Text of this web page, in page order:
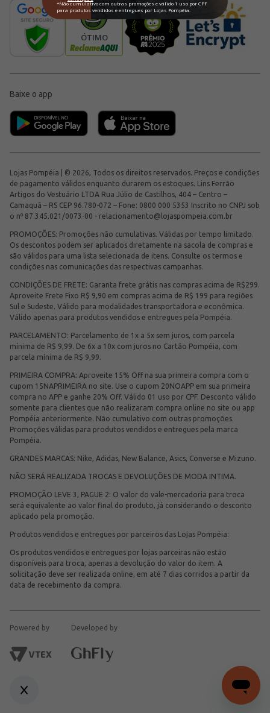
Baixe o app
Lojas Pompéia | © 2026, Todos os direitos reservados. Preços e condições
de pagamento válidos enquanto durarem os estoques. Lins Ferrão
Artigos do Vestuário LTDA Rua Júlio de Castilhos, 404 – Centro –
Camaquã – RS CEP 96.780-072 – Fone: 0800 000 5353 Inscrito no CNPJ sob
o nº 87.345.021/0073-00 - relacionamento@lojaspompeia.com.br
PROMOÇÕES: Promoções não cumulativas. Válidas por tempo limitado.
Os descontos podem ser aplicados diretamente na sacola de compras e
são válidos para uma lista selecionada de itens. Consulte os termos e
condições nas comunicações das respectivas campanhas.
CONDIÇÕES DE FRETE: Garanta frete grátis nas compras acima de R$299.
Aproveite Frete Fixo R$ 9,90 em compras acima de R$ 199 para regiões
Sul e Sudeste. Válido para modalidades transportadora e econômica.
Válido apenas para produtos vendidos e entregues pela Pompéia.
PARCELAMENTO: Parcelamento de 1x a 5x sem juros, com parcela
mínima de R$ 9,99. De 6x a 10x com juros no Cartão Pompéia, com
parcela mínima de R$ 9,99.
PRIMEIRA COMPRA: Aproveite 15% Off na sua primeira compra com o
cupom 15NAPRIMEIRA no site. Use o cupom 20NOAPP em sua primeira
compra no APP e ganhe 20% Off. Válido 01 uso por CPF. Desconto válido
somente para clientes que não realizaram compra online no site ou app
Pompéia anteriormente. Não cumulativo com outras promoções.
Promoções válidas para produtos vendidos e entregues pela marca
Pompéia.
GRANDES MARCAS: Nike, Adidas, New Balance, Asics, Converse e Mizuno.
NÃO SERÁ REALIZADA TROCAS E DEVOLUÇÕES DE MODA INTIMA.
PROMOÇÃO LEVE 3, PAGUE 2: O valor do vale-mercadoria para troca
será equivalente ao valor final do produto, já considerando o desconto
aplicado pela promoção.
Produtos vendidos e entregues por parceiros das Lojas Pompéia:
Os produtos vendidos e entregues por lojas parceiras não estão
disponíveis para troca, apenas a devolução do valor do item. A
solicitação deve ser realizada online, em até 7 dias corridos a partir da
data de recebimento da compra.
Powered by Developed by